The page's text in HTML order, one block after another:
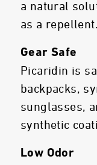
a natural
as a repellent.
Gear Safe
Picaridin is
backpacks,
sunglasses,
synthetic
Low Odor